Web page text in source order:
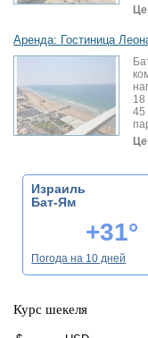
Аренда: Гостиница
18
45
Израиль
Бат-Ям
+31°
Погода на 10 дней
Курс шекеля